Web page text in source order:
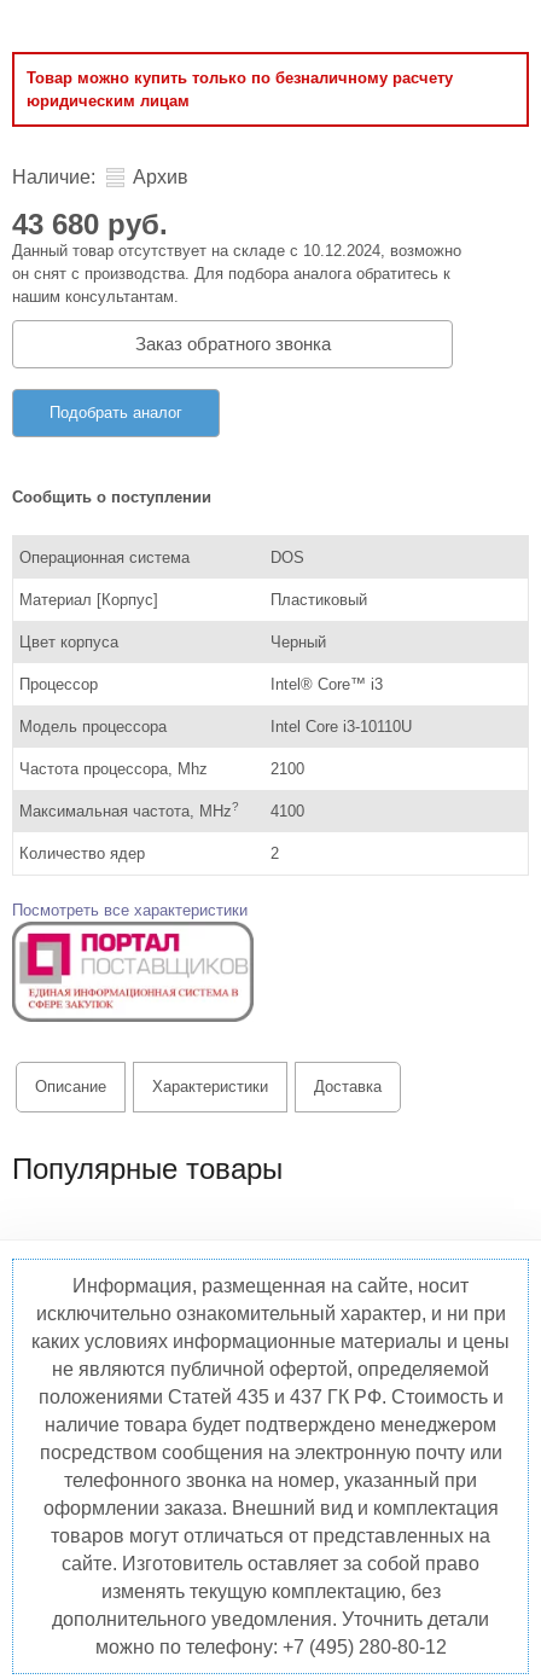
Товар можно купить только по безналичному расчету
юридическим лицам
Наличие: Архив
43 680 руб.
Данный товар отсутствует на складе с 10.12.2024, возможно
он снят с производства. Для подбора аналога обратитесь к
нашим консультантам.
Заказ обратного звонка
Подобрать аналог
Сообщить о поступлении
Операционная система DOS
Материал [Корпус] Пластиковый
Цвет корпуса Черный
Процессор Intel® Core™ i3
Модель процессора Intel Core i3-10110U
Частота процессора, Mhz 2100
Максимальная частота, MHz? 4100
Количество ядер 2
Посмотреть все характеристики
Описание Характеристики Доставка
Популярные товары
Информация, размещенная на сайте, носит
исключительно ознакомительный характер, и ни при
каких условиях информационные материалы и цены
не являются публичной офертой, определяемой
положениями Статей 435 и 437 ГК РФ. Стоимость и
наличие товара будет подтверждено менеджером
посредством сообщения на электронную почту или
телефонного звонка на номер, указанный при
оформлении заказа. Внешний вид и комплектация
товаров могут отличаться от представленных на
сайте. Изготовитель оставляет за собой право
изменять текущую комплектацию, без
дополнительного уведомления. Уточнить детали
можно по телефону: +7 (495) 280-80-12